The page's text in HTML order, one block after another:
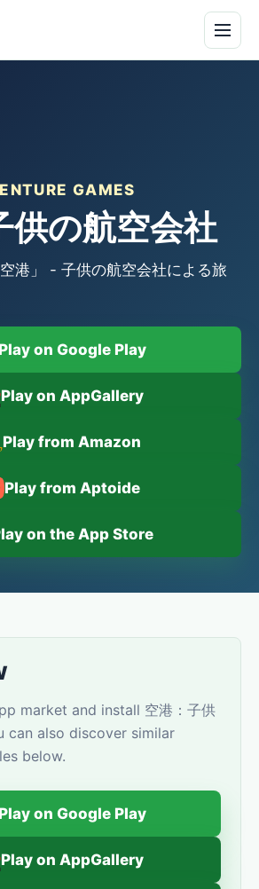
GAMES
供の航空会社
港」 - 子供の航空会社による旅
Play on Google Play
Play on AppGallery
Play from Amazon
Play from Aptoide
on the App Store
market and install 空港：子供
can also discover similar
below.
Play on Google Play
Play on AppGallery